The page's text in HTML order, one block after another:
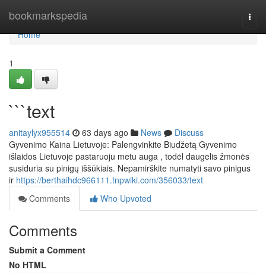
bookmarkspedia
Home
Home
1
```text
anitaylyx955514 63 days ago News
Discuss
Gyvenimo Kaina Lietuvoje: Palengvinkite Biudžetą Gyvenimo
išlaidos Lietuvoje pastaruoju metu auga , todėl daugelis žmonės
susiduria su pinigų iššūkiais. Nepamirškite numatyti savo pinigus
ir https://berthaihdc966111.tnpwiki.com/356033/text
Comments
Who Upvoted
Comments
Submit a Comment
No HTML